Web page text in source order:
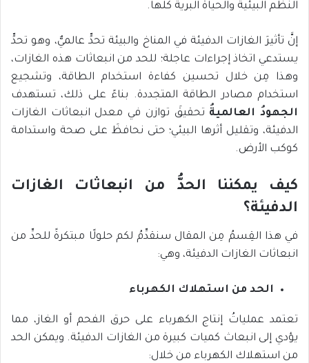
النظم البيئية والحياة البرية كلها.
إنَّ تأثيرَ الغازات الدفيئة في المناخ والبيئة تحدٍّ عالميٌّ، وهو تحدٍّ
يستدعي اتخاذ إجراءات عاجلة؛ للحد من انبعاثات هذه الغازات،
وهذا مِن خلال تحسين كفاءة استخدام الطاقة، وتشجيع
استخدام مصادر الطاقة المتجددة. بناءً على ذلك، تستهدف
الجهودُ العالميةُ تحقيقَ توازن في معدل انبعاثات الغازات
الدفيئة، وتقليل أثرها البيئي؛ حتى نحافظَ على صحة واستدامة
كوكب الأرض.
كيف يمكننا الحدُّ من انبعاثات الغازات
الدفيئة؟
في هذا القِسمُ مِن المقال سنقدِّمُ لكم حلولًا مبتكرةً للحدِّ من
انبعاثات الغازات الدفيئة، وهي:
الحد من استهلاك الكهرباء
تعتمد عملياتُ إنتاج الكهرباء على حرق الفحم أو الغاز، مما
يؤدي إلى انبعاث كميات كبيرة من الغازات الدفيئة. ويمكن الحد
من استهلاك الكهرباء من خلال: